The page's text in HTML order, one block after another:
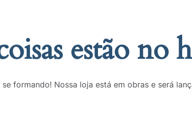
estão no
formando! Nossa loja está em obras e será